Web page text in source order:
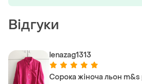
Відгуки
lenazag1313
Сорока жіноча льон